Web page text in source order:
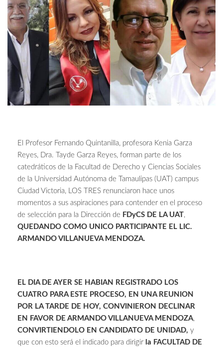
El Profesor Fernando Quintanilla, profesora Kenia Garza
Reyes, Dra. Tayde Garza Reyes, forman parte de los
catedráticos de la Facultad de Derecho y Ciencias Sociales
de la Universidad Autónoma de Tamaulipas (UAT) campus
Ciudad Victoria, LOS TRES renunciaron hace unos
momentos a sus aspiraciones para contender en el proceso
de selección para la Dirección de FDyCS DE LA UAT,
QUEDANDO COMO UNICO PARTICIPANTE EL LIC.
ARMANDO VILLANUEVA MENDOZA.
EL DIA DE AYER SE HABIAN REGISTRADO LOS
CUATRO PARA ESTE PROCESO, EN UNA REUNION
POR LA TARDE DE HOY, CONVINIERON DECLINAR
EN FAVOR DE ARMANDO VILLANUEVA MENDOZA,
CONVIRTIENDOLO EN CANDIDATO DE UNIDAD, y
que con esto será el indicado para dirigir la FACULTAD DE